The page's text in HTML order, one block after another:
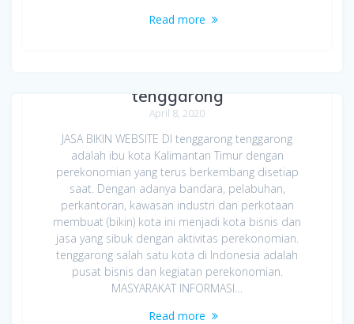
Read more
tenggarong
April 8, 2020
JASA BIKIN WEBSITE DI tenggarong tenggarong
adalah ibu kota Kalimantan Timur dengan
perekonomian yang terus berkembang disetiap
saat. Dengan adanya bandara, pelabuhan,
perkantoran, kawasan industri dan perkotaan
membuat (bikin) kota ini menjadi kota bisnis dan
jasa yang sibuk dengan aktivitas perekonomian.
tenggarong salah satu kota di Indonesia adalah
pusat bisnis dan kegiatan perekonomian.
MASYARAKAT INFORMASI…
Read more